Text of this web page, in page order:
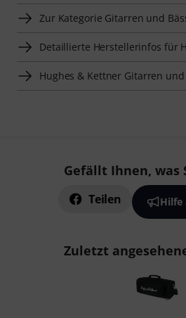
Zur Kategorie Gitarren und
Detaillierte Herstellerinfos für
Hughes & Kettner Gitarren
Gefällt Ihnen, was
Teilen Hilfe
Zuletzt